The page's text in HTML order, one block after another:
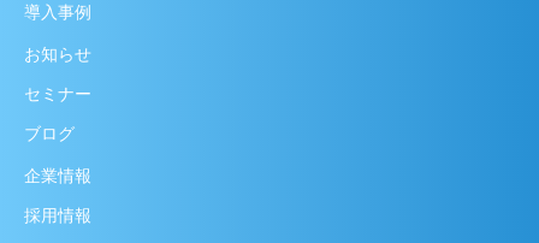
導入事例
お知らせ
セミナー
ブログ
企業情報
採用情報